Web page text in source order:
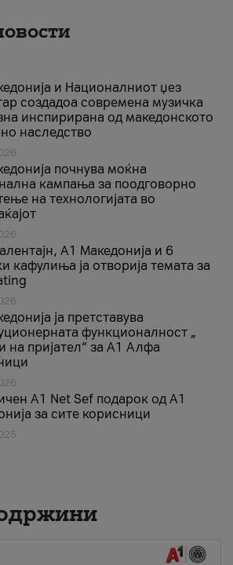
и Националниот џез
создадоа современа музичка
инспирирана од македонското
наследство
почнува моќна
кампања за поодговорно
на технологијата во
A1 Македонија и 6
кафулиња ја отворија темата за
ја претставува
функционалност „
на пријател“ за А1 Алфа
A1 Net Sеf подарок од А1
за сите корисници